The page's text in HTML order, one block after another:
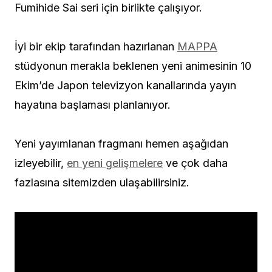
Fumihide Sai seri için birlikte çalışıyor.
İyi bir ekip tarafından hazırlanan MAPPA
stüdyonun merakla beklenen yeni animesinin 10
Ekim’de Japon televizyon kanallarında yayın
hayatına başlaması planlanıyor.
Yeni yayımlanan fragmanı hemen aşağıdan
izleyebilir, en yeni gelişmelere ve çok daha
fazlasına sitemizden ulaşabilirsiniz.